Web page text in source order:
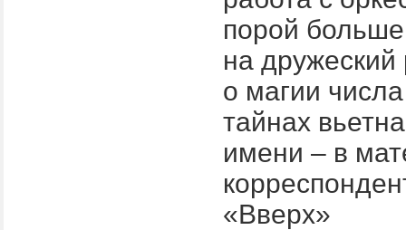
порой
на дружеский
о магии
тайнах
имени – в
«Вверх»